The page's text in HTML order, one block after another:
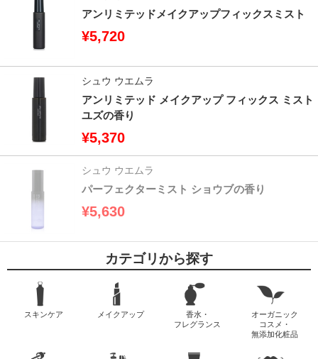
アンリミテッドメイクアップフィックスミスト
¥5,720
シュウ ウエムラ
アンリミテッド メイクアップ フィックス ミスト
ユズの香り
¥5,370
シュウ ウエムラ
パーフェクターミスト ショウブの香り
¥5,630
カテゴリから探す
スキンケア メイクアップ
香水・
フレグランス
オーガニック
コスメ・
無添加化粧品